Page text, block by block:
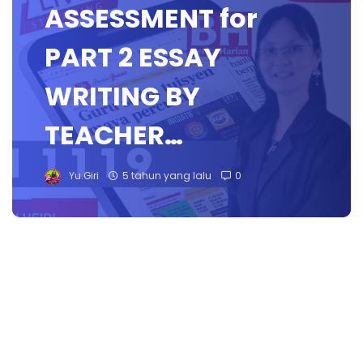
ASSESSMENT for
PART 2 ESSAY
WRITING BY
TEACHER…
Yu.Giri 5 tahun yang lalu 0